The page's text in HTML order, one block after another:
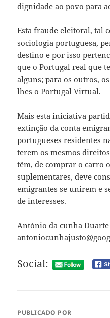
dignidade ao povo para
Esta fraude eleitoral, tal
sociologia portuguesa,
destino e por isso
que o Portugal real que
alguns; para os outros,
lhes o Portugal Virtual.
Mais esta iniciativa
extinção da conta
portugueses residentes
terem os mesmos
têm, de comprar o carro
suplementares, deve
emigrantes se unirem e
de interesses.
António da cunha Duarte
Social:
PUBLICADO POR